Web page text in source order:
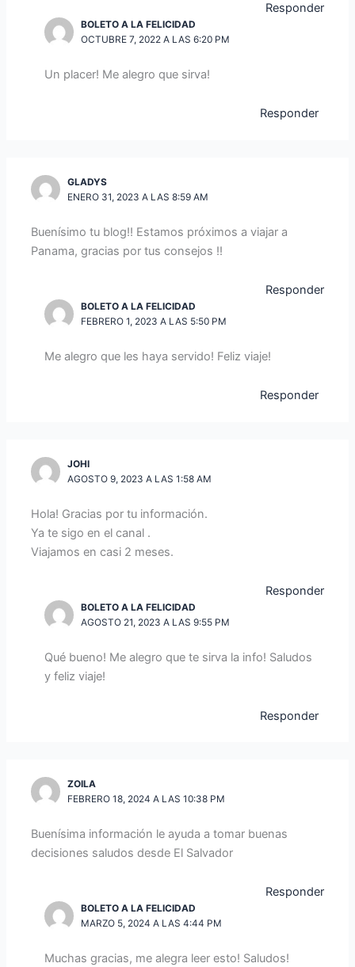
Responder
BOLETO A LA FELICIDAD
OCTUBRE 7, 2022 A LAS 6:20 PM
Un placer! Me alegro que sirva!
Responder
GLADYS
ENERO 31, 2023 A LAS 8:59 AM
Buenísimo tu blog!! Estamos próximos a viajar a
Panama, gracias por tus consejos !!
Responder
BOLETO A LA FELICIDAD
FEBRERO 1, 2023 A LAS 5:50 PM
Me alegro que les haya servido! Feliz viaje!
Responder
JOHI
AGOSTO 9, 2023 A LAS 1:58 AM
Hola! Gracias por tu información.
Ya te sigo en el canal .
Viajamos en casi 2 meses.
Responder
BOLETO A LA FELICIDAD
AGOSTO 21, 2023 A LAS 9:55 PM
Qué bueno! Me alegro que te sirva la info! Saludos
y feliz viaje!
Responder
ZOILA
FEBRERO 18, 2024 A LAS 10:38 PM
Buenísima información le ayuda a tomar buenas
decisiones saludos desde El Salvador
Responder
BOLETO A LA FELICIDAD
MARZO 5, 2024 A LAS 4:44 PM
Muchas gracias, me alegra leer esto! Saludos!